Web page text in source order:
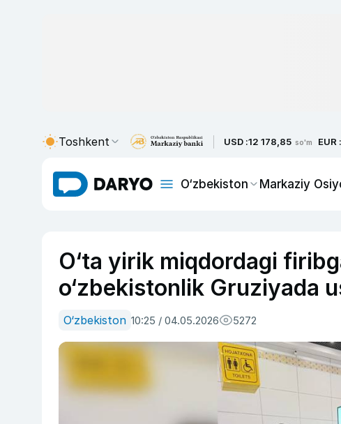
Toshkent USD :12 178,85 so'm EUR :
O‘zbekiston Markaziy
O‘ta yirik miqdordagi
o‘zbekistonlik Gruziyada
O‘zbekiston 10:25 / 04.05.2026 5272